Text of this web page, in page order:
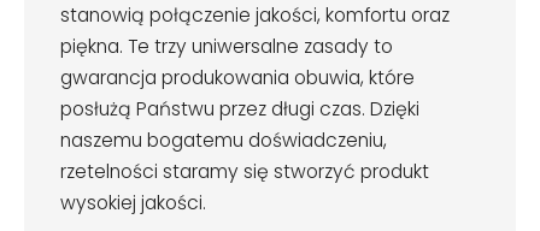
stanowią połączenie jakości, komfortu oraz
piękna. Te trzy uniwersalne zasady to
gwarancja produkowania obuwia, które
posłużą Państwu przez długi czas. Dzięki
naszemu bogatemu doświadczeniu,
rzetelności staramy się stworzyć produkt
wysokiej jakości.